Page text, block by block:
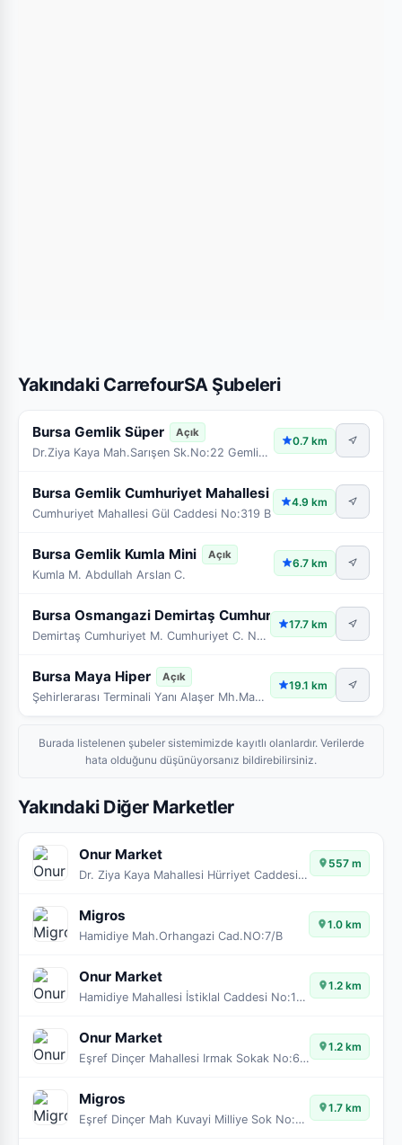
Yakındaki CarrefourSA Şubeleri
Bursa Gemlik Süper Açık
Dr.Ziya Kaya Mah.Sarışen Sk.No:22 Gemlik/Bursa
0.7 km
Bursa Gemlik Cumhuriyet Mahallesi Mini Açık
Cumhuriyet Mahallesi Gül Caddesi No:319 B
4.9 km
Bursa Gemlik Kumla Mini Açık
Kumla M. Abdullah Arslan C.
6.7 km
Bursa Osmangazi Demirtaş Cumhuriyet Açık
Demirtaş Cumhuriyet M. Cumhuriyet C. No:112/A
17.7 km
Bursa Maya Hiper Açık
Şehirlerarası Terminali Yanı Alaşer Mh.Maskara YolMaskara Yol Mevkii
19.1 km
Burada listelenen şubeler sistemimizde kayıtlı olanlardır. Verilerde
hata olduğunu düşünüyorsanız bildirebilirsiniz.
Yakındaki Diğer Marketler
Onur Market
Dr. Ziya Kaya Mahallesi Hürriyet Caddesi No:59/1A 16600
557 m
Migros
Hamidiye Mah.Orhangazi Cad.NO:7/B
1.0 km
Onur Market
Hamidiye Mahallesi İstiklal Caddesi No:18 16600
1.2 km
Onur Market
Eşref Dinçer Mahallesi Irmak Sokak No:61/A 16600
1.2 km
Migros
Eşref Dinçer Mah Kuvayi Milliye Sok No:221/4
1.7 km